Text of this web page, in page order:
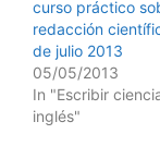
curso práctico
redacción
de julio 2013
05/05/2013
In "Escribir
inglés"